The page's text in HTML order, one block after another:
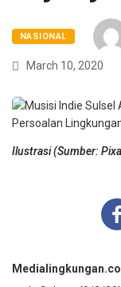
March 10, 2020
Ilustrasi (Sumber:
pada Selasa, (9/3/